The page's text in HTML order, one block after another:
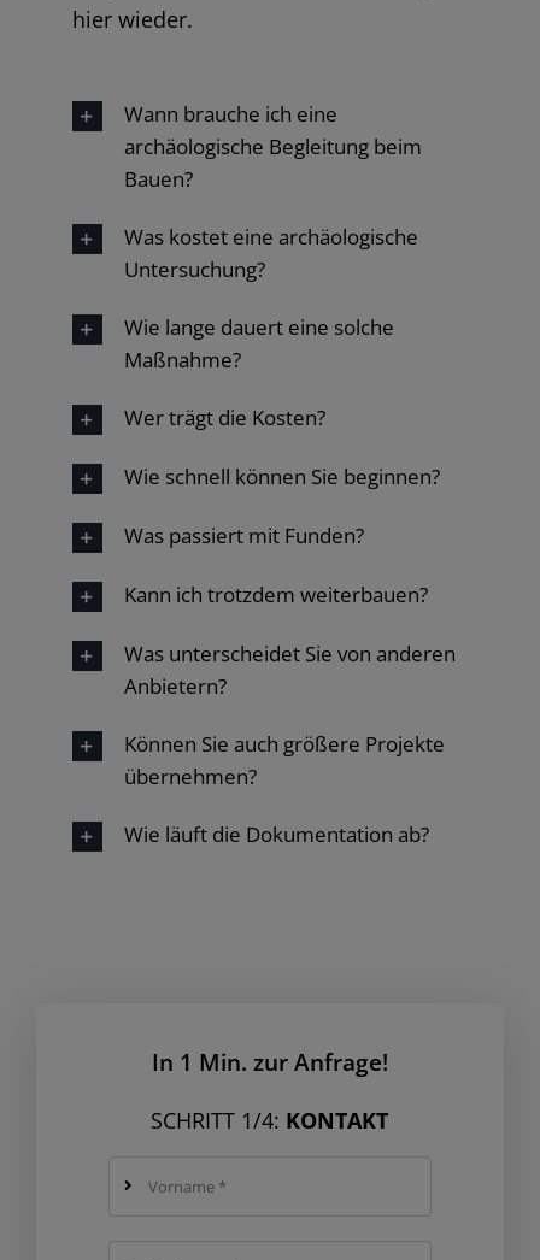
hier wieder.
Wann brauche ich eine
archäologische Begleitung beim
Bauen?
Was kostet eine archäologische
Untersuchung?
Wie lange dauert eine solche
Maßnahme?
Wer trägt die Kosten?
Wie schnell können Sie beginnen?
Was passiert mit Funden?
Kann ich trotzdem weiterbauen?
Was unterscheidet Sie von anderen
Anbietern?
Können Sie auch größere Projekte
übernehmen?
Wie läuft die Dokumentation ab?
In 1 Min. zur Anfrage!
SCHRITT 1/4: KONTAKT